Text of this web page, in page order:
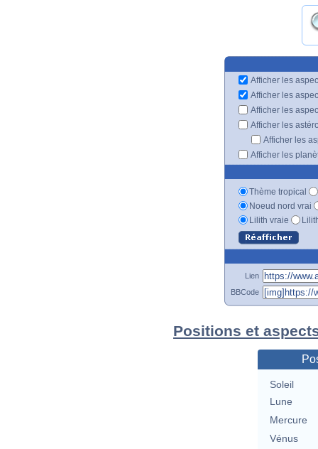
Afficher les
Afficher les
Afficher les
Afficher les
Afficher les
Afficher les
Thème tropical
Noeud nord vrai
Lilith vraie
Lien
BBCode
Positions et
Soleil
Lune
Mercure
Vénus